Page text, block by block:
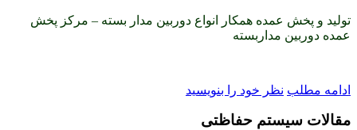
انواع دوربین مدار بسته – مرکز پخش
را بنویسید
حفاظتی